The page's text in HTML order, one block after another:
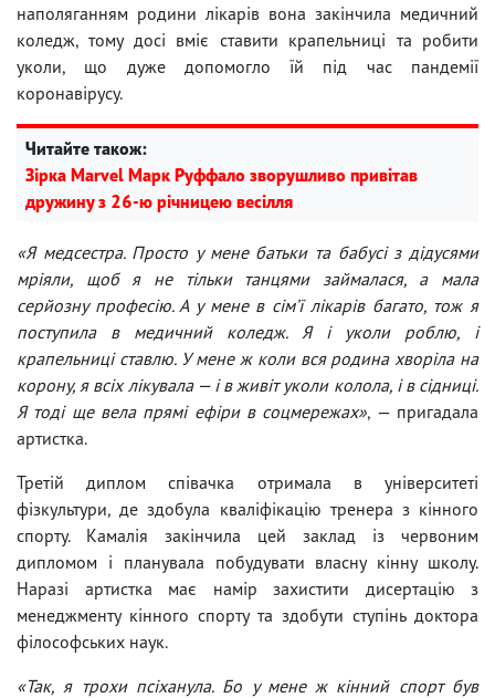
наполяганням родини лікарів вона закінчила медичний
коледж, тому досі вміє ставити крапельниці та робити
уколи, що дуже допомогло їй під час пандемії
коронавірусу.
Читайте також:
Зірка Marvel Марк Руффало зворушливо привітав
дружину з 26-ю річницею весілля
«Я медсестра. Просто у мене батьки та бабусі з дідусями
мріяли, щоб я не тільки танцями займалася, а мала
серйозну професію. А у мене в сімʼї лікарів багато, тож я
поступила в медичний коледж. Я і уколи роблю, і
крапельниці ставлю. У мене ж коли вся родина хворіла на
корону, я всіх лікувала — і в живіт уколи колола, і в сідниці.
Я тоді ще вела прямі ефіри в соцмережах», — пригадала
артистка.
Третій диплом співачка отримала в університеті
фізкультури, де здобула кваліфікацію тренера з кінного
спорту. Камалія закінчила цей заклад із червоним
дипломом і планувала побудувати власну кінну школу.
Наразі артистка має намір захистити дисертацію з
менеджменту кінного спорту та здобути ступінь доктора
філософських наук.
«Так, я трохи псіханула. Бо у мене ж кінний спорт був